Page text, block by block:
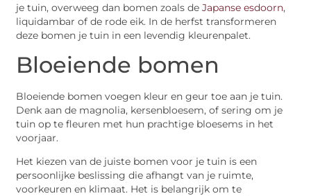
je tuin, overweeg dan bomen zoals deJapanse esdoorn,
liquidambar of de rode eik. In de herfst transformeren
deze bomen je tuin in een levendig kleurenpalet.
Bloeiende bomen
Bloeiende bomen voegen kleur en geur toe aan je tuin.
Denk aan de magnolia, kersenbloesem, of sering om je
tuin op te fleuren met hun prachtige bloesems in het
voorjaar.
Het kiezen van de juiste bomen voor je tuin is een
persoonlijke beslissing die afhangt van je ruimte,
voorkeuren en klimaat. Het is belangrijk om te